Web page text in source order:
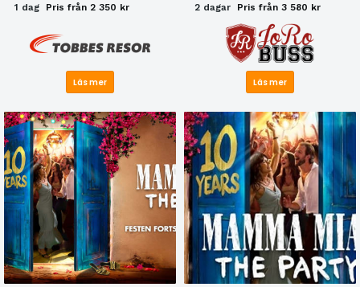
1 dag Pris från 2 350 kr
Läs mer
2 dagar Pris från 3 580 kr
Läs mer